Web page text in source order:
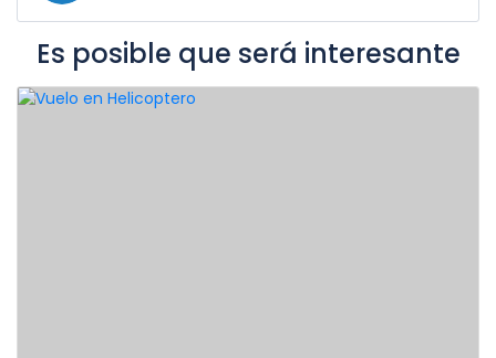
Es posible que será interesante